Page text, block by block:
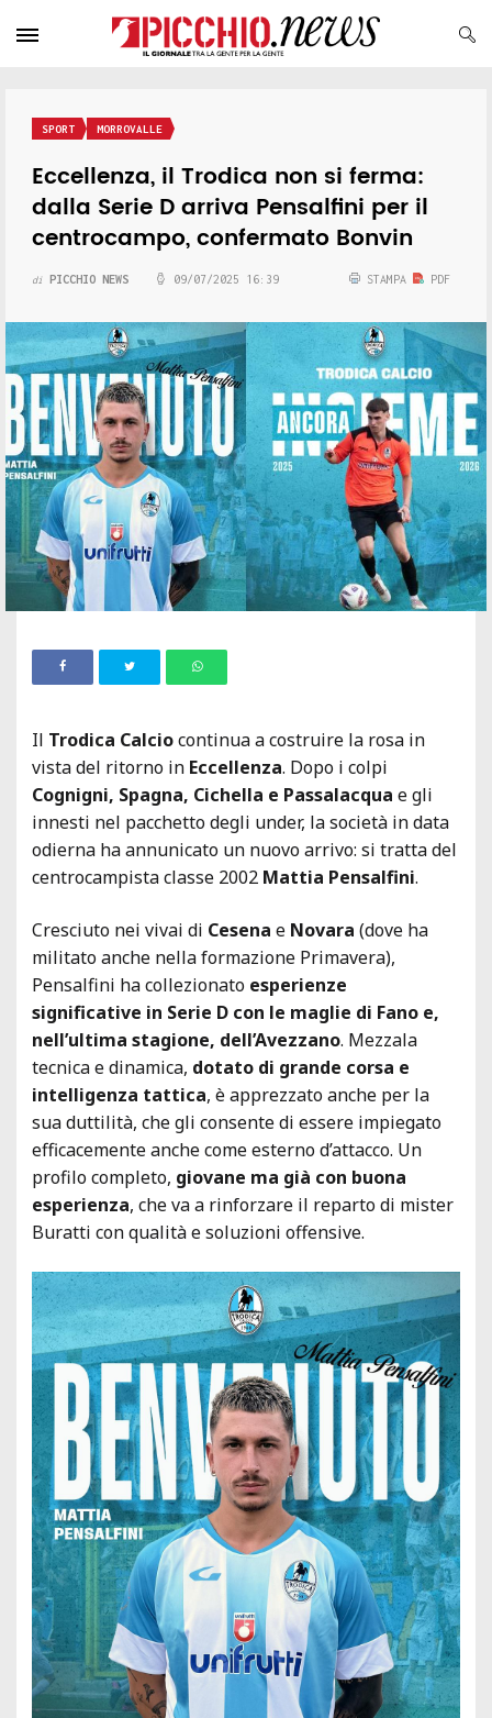
SPORT MORROVALLE
Eccellenza, il Trodica non si ferma:
dalla Serie D arriva Pensalfini per il
centrocampo, confermato Bonvin
di PICCHIO NEWS 09/07/2025 16:39 STAMPA PDF
Il Trodica Calciocontinua a costruire la rosa in
vista del ritorno in Eccellenza. Dopo i colpi
Cognigni, Spagna, Cichella e Passalacqua e gli
innesti nel pacchetto degli under, la società in data
odierna ha annunicato un nuovo arrivo: si tratta del
centrocampista classe 2002 Mattia Pensalfini.
Cresciuto nei vivai di Cesena e Novara (dove ha
militato anche nella formazione Primavera),
Pensalfini ha collezionato esperienze
significative in Serie D con le maglie di Fano e,
nell’ultima stagione, dell’Avezzano. Mezzala
tecnica e dinamica, dotato di grande corsa e
intelligenza tattica, è apprezzato anche per la
sua duttilità, che gli consente di essere impiegato
efficacemente anche come esterno d’attacco. Un
profilo completo, giovane ma già con buona
esperienza, che va a rinforzare il reparto di mister
Buratti con qualità e soluzioni offensive.